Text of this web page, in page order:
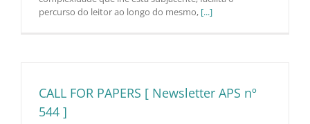
percurso do leitor ao longo do mesmo, [...]
CALL FOR PAPERS [ Newsletter APS nº
544 ]